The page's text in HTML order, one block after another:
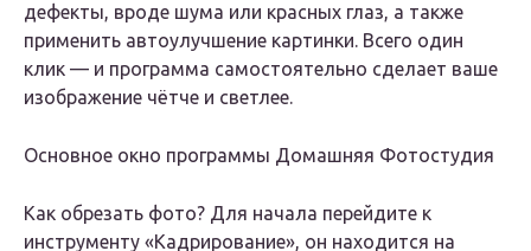
дефекты, вроде шума или красных глаз, а также
применить автоулучшение картинки. Всего один
клик — и программа самостоятельно сделает ваше
изображение чётче и светлее.
Основное окно программы Домашняя Фотостудия
Как обрезать фото? Для начала перейдите к
инструменту «Кадрирование», он находится на